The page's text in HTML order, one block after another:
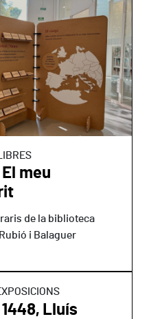
meu
de la biblioteca
i Balaguer
Lluís